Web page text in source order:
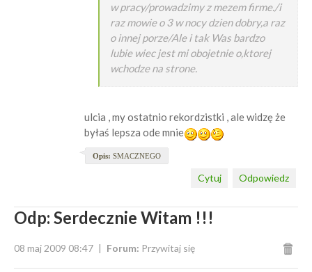
w pracy/prowadzimy z mezem firme./i
raz mowie o 3 w nocy dzien dobry,a raz
o innej porze/Ale i tak Was bardzo
lubie wiec jest mi obojetnie o,ktorej
wchodze na strone.
ulcia , my ostatnio rekordzistki , ale widzę że
byłaś lepsza ode mnie
Opis: SMACZNEGO
Odpowiedz
Cytuj
Odp: Serdecznie Witam !!!
08 maj 2009 08:47 Forum: Przywitaj się